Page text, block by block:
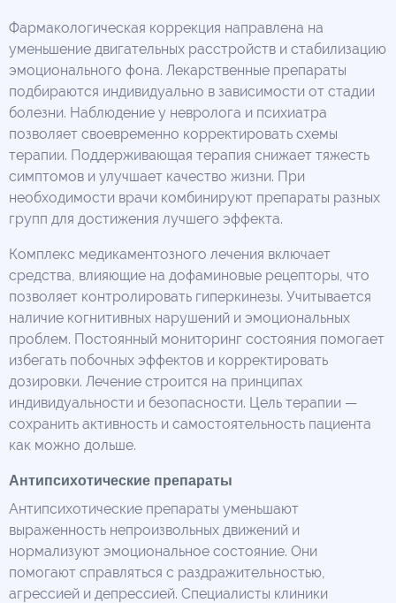
Фармакологическая коррекция направлена на
уменьшение двигательных расстройств и стабилизацию
эмоционального фона. Лекарственные препараты
подбираются индивидуально в зависимости от стадии
болезни. Наблюдение у невролога и психиатра
позволяет своевременно корректировать схемы
терапии. Поддерживающая терапия снижает тяжесть
симптомов и улучшает качество жизни. При
необходимости врачи комбинируют препараты разных
групп для достижения лучшего эффекта.
Комплекс медикаментозного лечения включает
средства, влияющие на дофаминовые рецепторы, что
позволяет контролировать гиперкинезы. Учитывается
наличие когнитивных нарушений и эмоциональных
проблем. Постоянный мониторинг состояния помогает
избегать побочных эффектов и корректировать
дозировки. Лечение строится на принципах
индивидуальности и безопасности. Цель терапии —
сохранить активность и самостоятельность пациента
как можно дольше.
Антипсихотические препараты
Антипсихотические препараты уменьшают
выраженность непроизвольных движений и
нормализуют эмоциональное состояние. Они
помогают справляться с раздражительностью,
агрессией и депрессией. Специалисты клиники